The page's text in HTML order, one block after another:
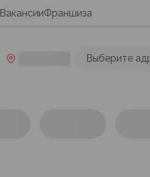
ВакансииФраншиза
Выберите